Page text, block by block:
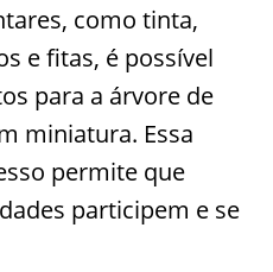
como tinta,
e fitas, é possível
para a árvore de
miniatura. Essa
permite que
participem e se